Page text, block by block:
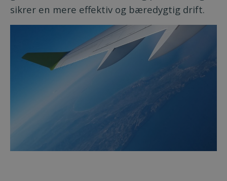
sikrer en mere effektiv og bæredygtig drift.